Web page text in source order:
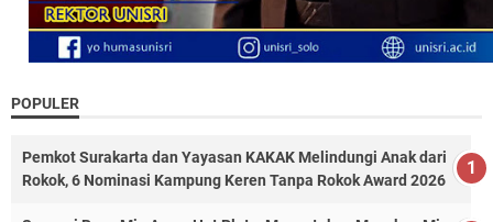
POPULER
Pemkot Surakarta dan Yayasan KAKAK Melindungi Anak dari
Rokok, 6 Nominasi Kampung Keren Tanpa Rokok Award 2026